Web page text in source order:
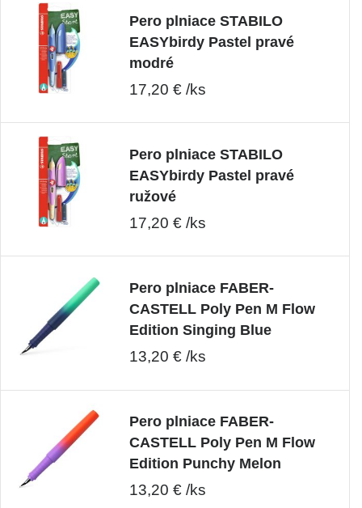
Pero plniace STABILO
EASYbirdy Pastel pravé
modré
17,20 € /ks
Pero plniace STABILO
EASYbirdy Pastel pravé
ružové
17,20 € /ks
Pero plniace FABER-
CASTELL Poly Pen M Flow
Edition Singing Blue
13,20 € /ks
Pero plniace FABER-
CASTELL Poly Pen M Flow
Edition Punchy Melon
13,20 € /ks